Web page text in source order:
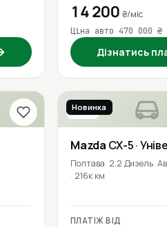
14 200 ₴/міс
Ціна авто 470 000 ₴
Дізнатись
2016
Новинка
Mazda CX-5·
Полтава 2.2 Дизель
216к км
ПЛАТІЖ ВІД